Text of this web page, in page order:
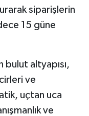
siparişlerin
15 güne
altyapısı,
ve
uçtan uca
ve